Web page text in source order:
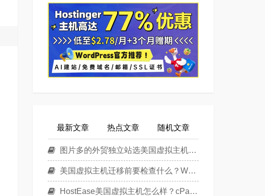
最新文章 热点文章 随机文章
图片多的外贸独立站选美国虚拟主机还是美国云主机？
美国虚拟主机迁移前要检查什么？WordPress换主机清单
HostEase美国虚拟主机怎么样？cPanel面板美国Linux主机方案介绍